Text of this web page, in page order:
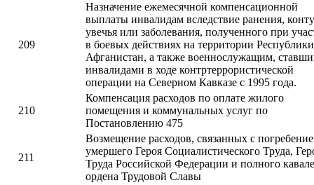
209
Назначение ежемесячной компенсационной
выплаты инвалидам вследствие ранения,
увечья или заболевания, полученного при
в боевых действиях на территории Республики
Афганистан, а также военнослужащим,
инвалидами в ходе контртеррористической
операции на Северном Кавказе с 1995 года.
210
Компенсация расходов по оплате жилого
помещения и коммунальных услуг по
Постановлению 475
211
Возмещение расходов, связанных с
умершего Героя Социалистического Труда,
Труда Российской Федерации и полного
ордена Трудовой Славы